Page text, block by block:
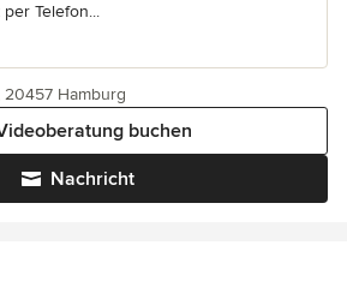
Telefon...
Nachricht
buchen
20457 Hamburg